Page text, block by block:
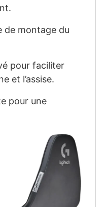
de montage du
pour faciliter
et l’assise.
pour une